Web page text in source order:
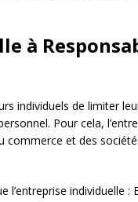
à
individuels de limiter
Pour cela,
commerce et des
l’entreprise individuelle